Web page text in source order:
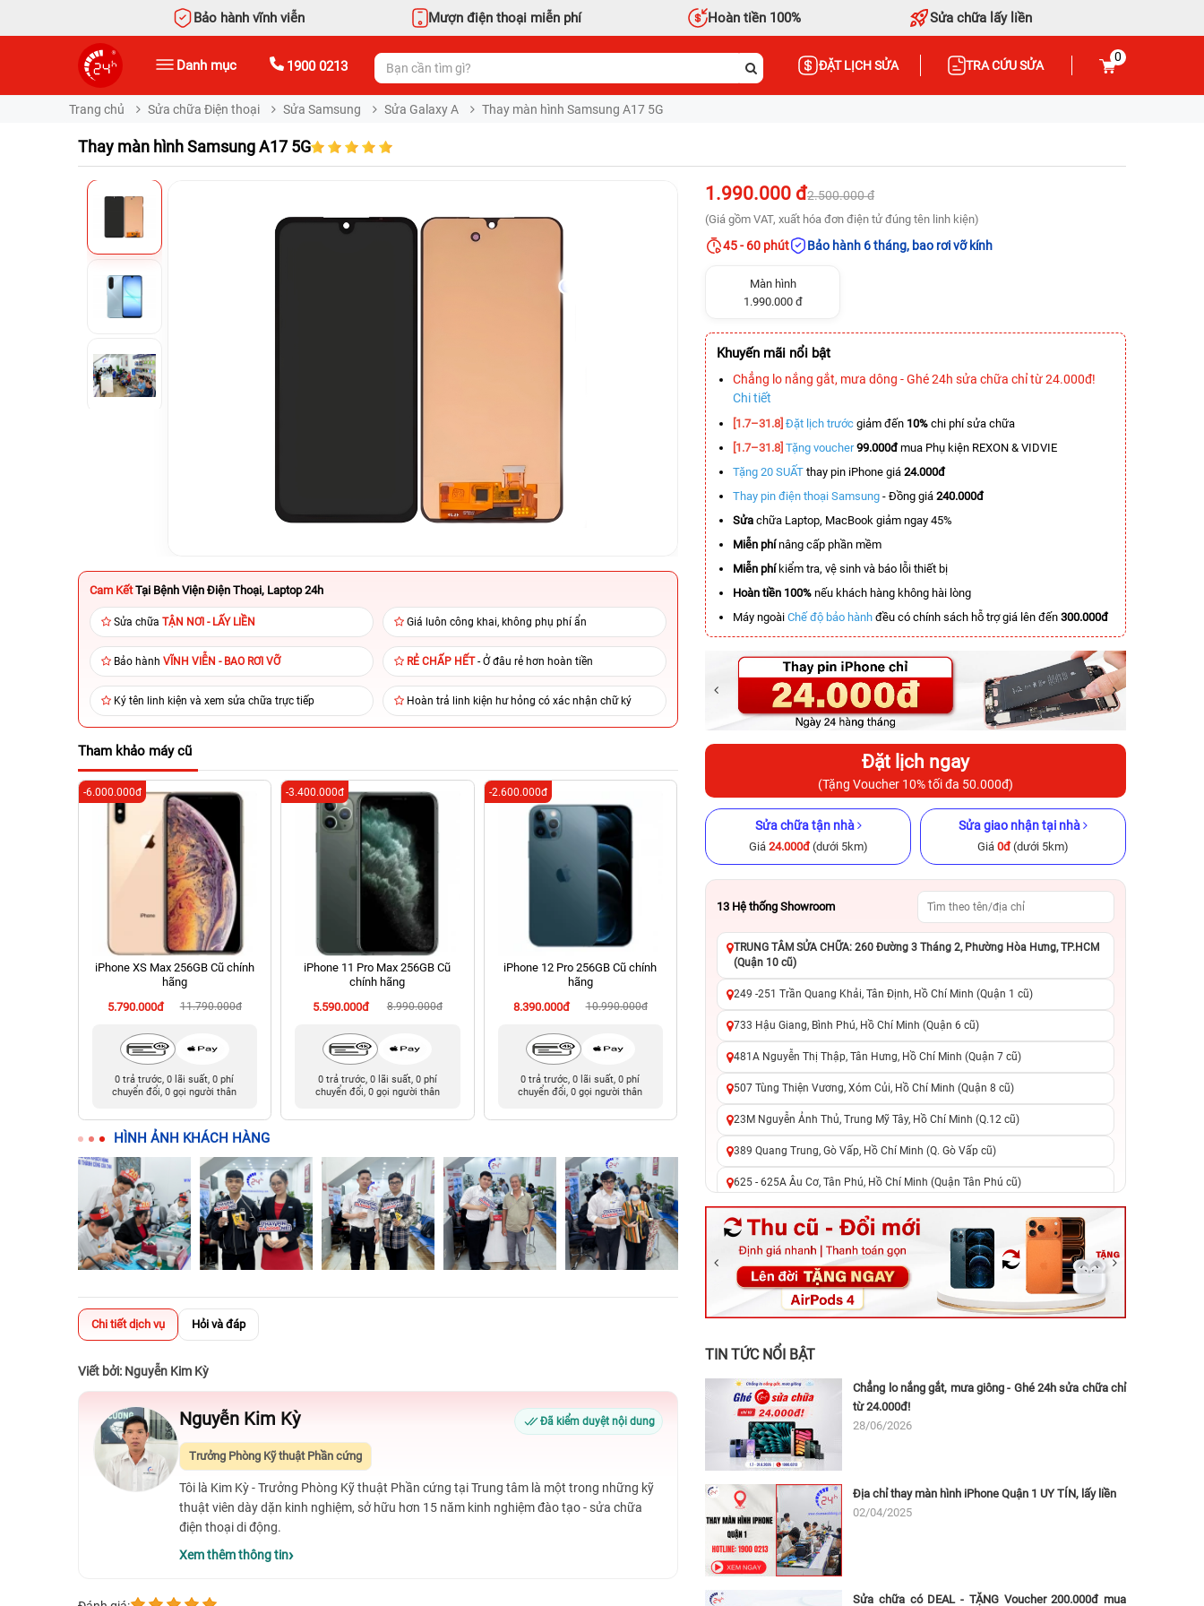
Bảo hành vĩnh viễn Mượn điện thoại miễn phí Hoàn tiền 100% Sửa chữa lấy liền
Danh mục 1900 0213 ĐẶT LỊCH SỬA TRA CỨU SỬA
0
Trang chủ Sửa chữa Điện thoại Sửa Samsung Sửa Galaxy A Thay màn hình Samsung A17 5G
Thay màn hình Samsung A17 5G
Cam Kết Tại Bệnh Viện Điện Thoại, Laptop 24h
Sửa chữa TẬN NƠI - LẤY LIỀN Giá luôn công khai, không phụ phí ẩn
Bảo hành VĨNH VIỄN - BAO RƠI VỠ RẺ CHẤP HẾT- Ở đâu rẻ hơn hoàn tiền
Ký tên linh kiện và xem sửa chữa trực tiếp Hoàn trả linh kiện hư hỏng có xác nhận chữ ký
Tham khảo máy cũ
iPhone XS Max 256GB Cũ chính
hãng
5.790.000đ
11.790.000đ
-6.000.000đ
0 trả trước, 0 lãi suất, 0 phí
chuyển đổi, 0 gọi người thân
iPhone 11 Pro Max 256GB Cũ
chính hãng
5.590.000đ
8.990.000đ
-3.400.000đ
0 trả trước, 0 lãi suất, 0 phí
chuyển đổi, 0 gọi người thân
iPhone 12 Pro 256GB Cũ chính
hãng
8.390.000đ
10.990.000đ
-2.600.000đ
0 trả trước, 0 lãi suất, 0 phí
chuyển đổi, 0 gọi người thân
iPhone 13 Pro 256GB Cũ chính
hãng
9.490.000đ
14.990.000đ
-5.500.000đ
chuyển đổi, 0 gọi người thân
hãng
4.590.000đ
8.990.000đ
-4.400.000đ
chuyển đổi, 0 gọi người thân
-4.900.000đ
HÌNH ẢNH KHÁCH HÀNG
Chi tiết dịch vụ Hỏi và đáp
Viết bởi: Nguyễn Kim Kỳ
Nguyễn Kim Kỳ Đã kiểm duyệt nội dung
Trưởng Phòng Kỹ thuật Phần cứng
Tôi là Kim Kỳ - Trưởng Phòng Kỹ thuật Phần cứng tại Trung tâm là một trong những kỹ
thuật viên dày dặn kinh nghiệm, sở hữu hơn 15 năm kinh nghiệm đào tạo - sửa chữa
điện thoại di động.
Xem thêm thông tin
1.990.000 đ2.500.000 đ
(Giá gồm VAT, xuất hóa đơn điện tử đúng tên linh kiện)
45 - 60 phút Bảo hành 6 tháng, bao rơi vỡ kính
Màn hình
1.990.000 đ
Khuyến mãi nổi bật
Chẳng lo nắng gắt, mưa dông - Ghé 24h sửa chữa chỉ từ 24.000đ!
Chi tiết
[1.7–31.8] Đặt lịch trước giảm đến 10% chi phí sửa chữa
[1.7–31.8] Tặng voucher 99.000đmua Phụ kiện REXON & VIDVIE
Tặng 20 SUẤT thay pin iPhone giá 24.000đ
Thay pin điện thoại Samsung - Đồng giá 240.000đ
Sửa chữa Laptop, MacBook giảm ngay 45%
Miễn phínâng cấp phần mềm
Miễn phíkiểm tra, vệ sinh và báo lỗi thiết bị
Hoàn tiền 100% nếu khách hàng không hài lòng
Máy ngoài Chế độ bảo hành đều có chính sách hỗ trợ giá lên đến 300.000đ
Đặt lịch ngay
(Tặng Voucher 10% tối đa 50.000đ)
Sửa chữa tận nhà
Giá 24.000đ(dưới 5km)
Sửa giao nhận tại nhà
Giá 0đ(dưới 5km)
13 Hệ thống Showroom
TRUNG TÂM SỬA CHỮA: 260 Đường 3 Tháng 2, Phường Hòa Hưng, TP.HCM
(Quận 10 cũ)
249 -251 Trần Quang Khải, Tân Định, Hồ Chí Minh (Quận 1 cũ)
733 Hậu Giang, Bình Phú, Hồ Chí Minh (Quận 6 cũ)
481A Nguyễn Thị Thập, Tân Hưng, Hồ Chí Minh (Quận 7 cũ)
507 Tùng Thiện Vương, Xóm Củi, Hồ Chí Minh (Quận 8 cũ)
23M Nguyễn Ảnh Thủ, Trung Mỹ Tây, Hồ Chí Minh (Q.12 cũ)
389 Quang Trung, Gò Vấp, Hồ Chí Minh (Q. Gò Vấp cũ)
625 - 625A Âu Cơ, Tân Phú, Hồ Chí Minh (Quận Tân Phú cũ)
326 Lê Văn Việt, Tăng Nhơn Phú, Hồ Chí Minh (Q.9 TP. Thủ Đức cũ)
256 Võ Văn Ngân, Thủ Đức, Hồ Chí Minh (Bình Thọ, TP. Thủ Đức Cũ)
70 Nguyễn An Ninh, Dĩ An, Hồ Chí Minh (Bình Dương Cũ)
24h Vũng Tàu: 162A Ba Cu, Vũng Tàu, Hồ Chí Minh (TP. Vũng Tàu cũ)
TIN TỨC NỔI BẬT
Chẳng lo nắng gắt, mưa giông - Ghé 24h sửa chữa chỉ
từ 24.000đ!
28/06/2026
Địa chỉ thay màn hình iPhone Quận 1 UY TÍN, lấy liền
02/04/2025
Sửa chữa có DEAL - TẶNG Voucher 200.000đ mua